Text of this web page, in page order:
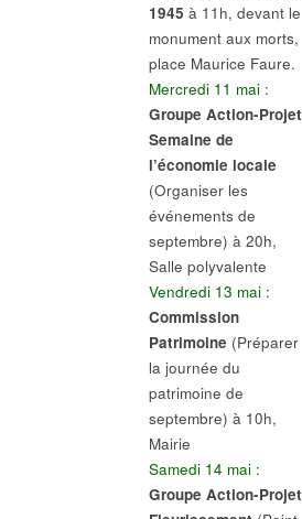
1945 à 11h, devant le
monument aux morts,
place Maurice Faure.
Mercredi 11 mai :
Groupe Action-Projet
Semaine de
l’économie locale
(Organiser les
événements de
septembre) à 20h,
Salle polyvalente
Vendredi 13 mai :
Commission
Patrimoine (Préparer
la journée du
patrimoine de
septembre) à 10h,
Mairie
Samedi 14 mai :
Groupe Action-Projet